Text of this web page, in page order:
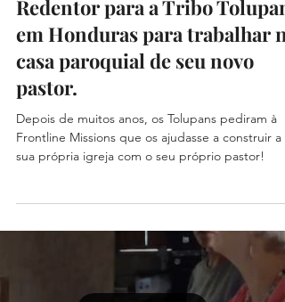
Redentor para a Tribo Tolupan
em Honduras para trabalhar na
casa paroquial de seu novo
pastor.
Depois de muitos anos, os Tolupans pediram à
Frontline Missions que os ajudasse a construir a
sua própria igreja com o seu próprio pastor!